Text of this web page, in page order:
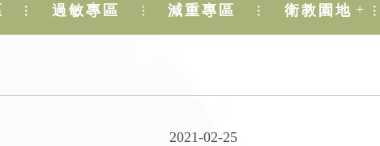
過敏專區 減重專區 衛教園地 +
2021-02-25